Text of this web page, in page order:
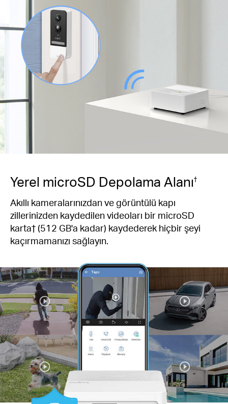
Yerel microSD Depolama Alanı†
Akıllı kameralarınızdan ve görüntülü kapı
zillerinizden kaydedilen videoları bir microSD
karta† (512 GB'a kadar) kaydederek hiçbir şeyi
kaçırmamanızı sağlayın.